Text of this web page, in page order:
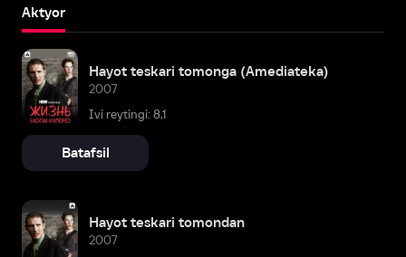
Aktyor
Hayot teskari tomonga (Amediateka)
2007
Ivi reytingi: 8,1
Batafsil
Hayot teskari tomondan
2007